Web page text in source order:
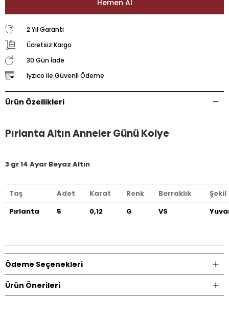
2 Yıl Garanti
Ücretsiz Kargo
30 Gün İade
Iyzico ile Güvenli Ödeme
Ürün Özellikleri
Pırlanta Altın Anneler Günü Kolye
3 gr 14 Ayar Beyaz Altın
Taş Adet Karat Renk Berraklık
Şekil
Pırlanta
5 0,12 G VS
Ödeme Seçenekleri
Ürün Önerileri